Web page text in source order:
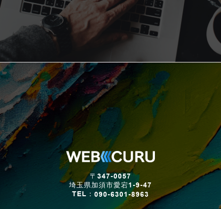
〒347-0057
埼玉県加須市愛宕1-9-47
TEL： 090-6301-8963